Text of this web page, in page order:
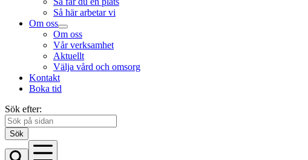
Så här arbetar vi
Om oss
Om oss
Vår verksamhet
Aktuellt
Välja vård och omsorg
Kontakt
Boka tid
Sök efter:
Sök